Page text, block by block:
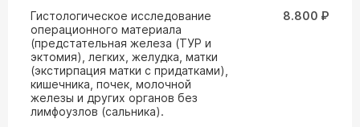
Гистологическое исследование
операционного материала
(предстательная железа (ТУР и
эктомия), легких, желудка, матки
(экстирпация матки с придатками),
кишечника, почек, молочной
железы и других органов без
лимфоузлов (сальника).
8.800 ₽